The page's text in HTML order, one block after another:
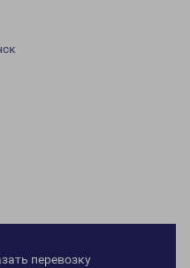
перевозку